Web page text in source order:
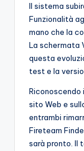
Il sistema
Funzionalità
mano che la
La schermata
questa
test e la
Riconoscendo
sito Web e
entrambi
Fireteam
sarà pronto. Il